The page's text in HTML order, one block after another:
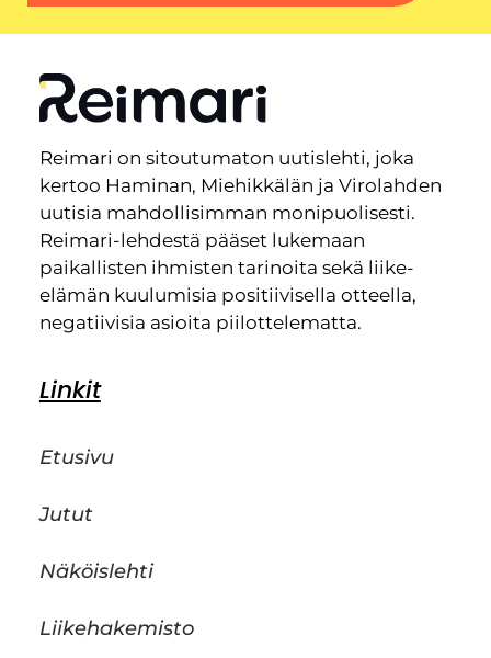
Reimari on sitoutumaton uutislehti, joka
kertoo Haminan, Miehikkälän ja Virolahden
uutisia mahdollisimman monipuolisesti.
Reimari-lehdestä pääset lukemaan
paikallisten ihmisten tarinoita sekä liike-
elämän kuulumisia positiivisella otteella,
negatiivisia asioita piilottelematta.
Linkit
Etusivu
Jutut
Näköislehti
Liikehakemisto